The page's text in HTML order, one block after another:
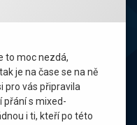
to moc nezdá,
je na čase se na ně
pro vás připravila
přání s mixed-
i ti, kteří po této